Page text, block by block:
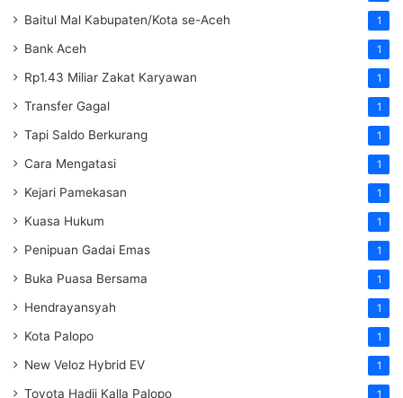
Baitul Mal Kabupaten/Kota se-Aceh 1
Bank Aceh 1
Rp1.43 Miliar Zakat Karyawan 1
Transfer Gagal 1
Tapi Saldo Berkurang 1
Cara Mengatasi 1
Kejari Pamekasan 1
Kuasa Hukum 1
Penipuan Gadai Emas 1
Buka Puasa Bersama 1
Hendrayansyah 1
Kota Palopo 1
New Veloz Hybrid EV 1
Toyota Hadji Kalla Palopo 1